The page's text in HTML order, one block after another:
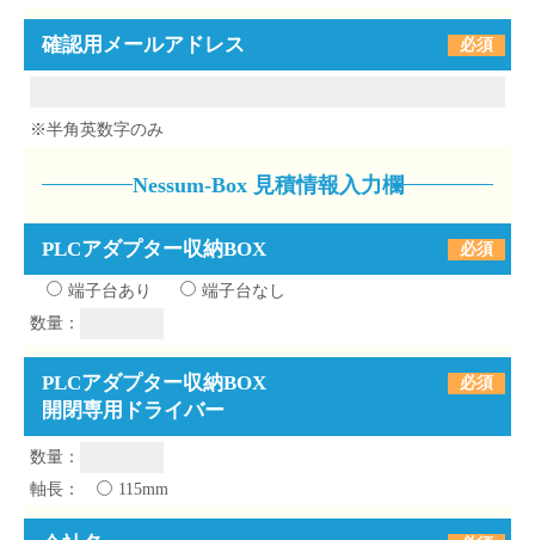
確認用メールアドレス 必須
※半角英数字のみ
Nessum-Box ⾒積情報⼊⼒欄
PLCアダプター収納BOX 必須
端⼦台あり
端⼦台なし
数量：
PLCアダプター収納BOX
開閉専⽤ドライバー
必須
数量：
軸⻑：
115mm